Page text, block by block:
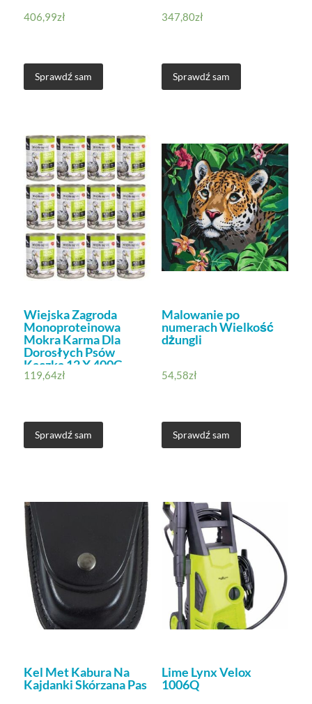
406,99zł
Sprawdź sam
347,80zł
Sprawdź sam
Wiejska Zagroda
Monoproteinowa
Mokra Karma Dla
Dorosłych Psów
Kaczka 12 X 400G
119,64zł
Sprawdź sam
Malowanie po
numerach Wielkość
dżungli
54,58zł
Sprawdź sam
Kel Met Kabura Na
Kajdanki Skórzana Pas
Lime Lynx Velox
1006Q